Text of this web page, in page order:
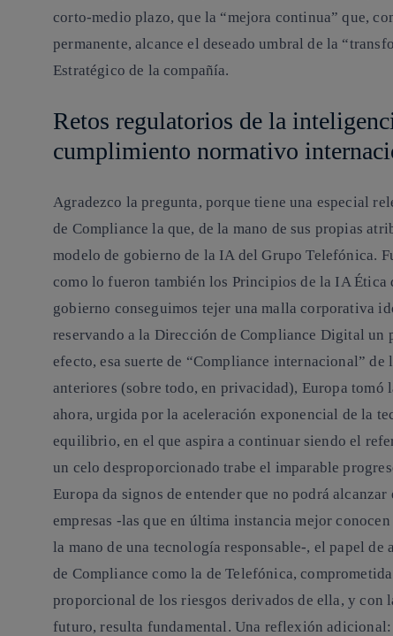
corto-medio plazo, que la “mejora continua” que,
permanente, alcance el deseado umbral de la
Estratégico de la compañía.
Retos regulatorios de la
cumplimiento normativo
Agradezco la pregunta, porque tiene una especial
de Compliance la que, de la mano de sus propias
modelo de gobierno de la IA del Grupo Telefónica.
como lo fueron también los Principios de la IA Ética
gobierno conseguimos tejer una malla corporativa
reservando a la Dirección de Compliance Digital
efecto, esa suerte de “Compliance internacional”
anteriores (sobre todo, en privacidad), Europa tomó
ahora, urgida por la aceleración exponencial de la
equilibrio, en el que aspira a continuar siendo el
un celo desproporcionado trabe el imparable
Europa da signos de entender que no podrá
empresas -las que en última instancia mejor
la mano de una tecnología responsable-, el papel de
de Compliance como la de Telefónica,
proporcional de los riesgos derivados de ella, y con
futuro, resulta fundamental. Una reflexión